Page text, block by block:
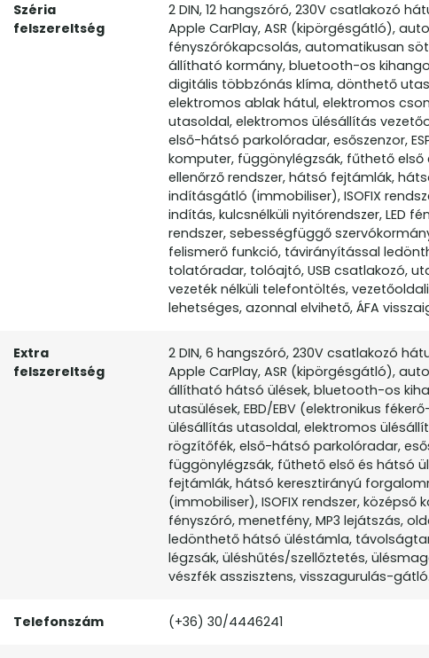
Széria
felszereltség
2 DIN, 12 hangszóró, 230V csatlakozó
Apple CarPlay, ASR (kipörgésgátló),
fényszórókapcsolás, automatikusan
állítható kormány, bluetooth-os
digitális többzónás klíma, dönthető
elektromos ablak hátul, elektromos
utasoldal, elektromos ülésállítás
első-hátsó parkolóradar, esőszenzor,
komputer, függönylégzsák, fűthető
ellenőrző rendszer, hátsó fejtámlák,
indításgátló (immobiliser), ISOFIX
indítás, kulcsnélküli nyitórendszer, LED
rendszer, sebességfüggő
felismerő funkció, távirányítással
tolatóradar, tolóajtó, USB csatlakozó,
vezeték nélküli telefontöltés,
lehetséges, azonnal elvihető, ÁFA
Extra
felszereltség
2 DIN, 6 hangszóró, 230V csatlakozó
Apple CarPlay, ASR (kipörgésgátló),
állítható hátsó ülések, bluetooth-os
utasülések, EBD/EBV (elektronikus
ülésállítás utasoldal, elektromos
rögzítőfék, első-hátsó parkolóradar,
függönylégzsák, fűthető első és hátsó
fejtámlák, hátsó keresztirányú
(immobiliser), ISOFIX rendszer, középső
fényszóró, menetfény, MP3 lejátszás,
ledönthető hátsó üléstámla,
légzsák, üléshűtés/szellőztetés,
vészfék asszisztens, visszagurulás-gátló.
Telefonszám (+36) 30/4446241